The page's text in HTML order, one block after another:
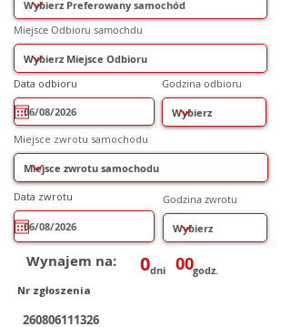
Miejsce Odbioru samochdu
Data odbioru
q
i
r
e
d
Godzina odbioru
Miejsce zwrotu samochodu
Data zwrotu
q
r
e
d
Godzina zwrotu
Wynajem na: 0dni 00godz.
Nr zgłoszenia